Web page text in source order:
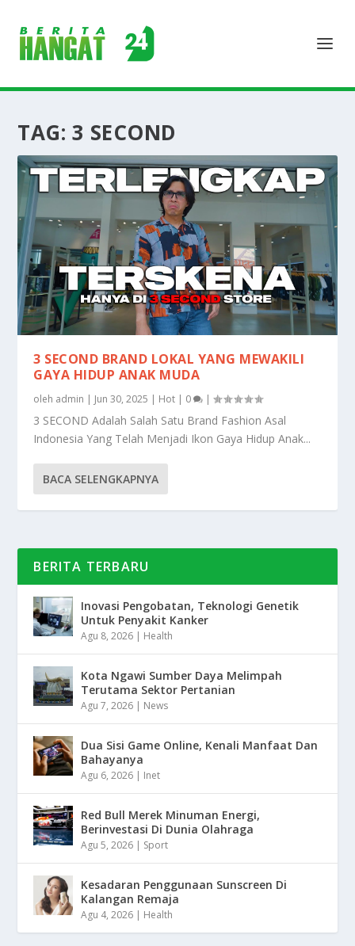
TAG: 3 SECOND
3 SECOND BRAND LOKAL YANG MEWAKILI
GAYA HIDUP ANAK MUDA
oleh admin | Jun 30, 2025 | Hot | 0 |
3 SECOND Adalah Salah Satu Brand Fashion Asal
Indonesia Yang Telah Menjadi Ikon Gaya Hidup Anak...
BACA SELENGKAPNYA
BERITA TERBARU
Inovasi Pengobatan, Teknologi Genetik
Untuk Penyakit Kanker
Agu 8, 2026 | Health
Kota Ngawi Sumber Daya Melimpah
Terutama Sektor Pertanian
Agu 7, 2026 | News
Dua Sisi Game Online, Kenali Manfaat Dan
Bahayanya
Agu 6, 2026 | Inet
Red Bull Merek Minuman Energi,
Berinvestasi Di Dunia Olahraga
Agu 5, 2026 | Sport
Kesadaran Penggunaan Sunscreen Di
Kalangan Remaja
Agu 4, 2026 | Health